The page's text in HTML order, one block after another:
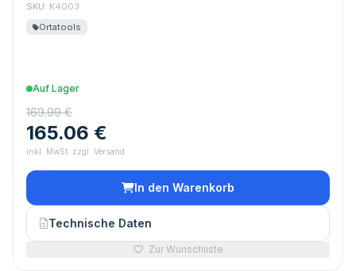
SKU: K4003
Ortatools
Auf Lager
169.99 €
165.06 €
inkl. MwSt. zzgl. Versand
In den Warenkorb
Technische Daten
Zur Wunschliste